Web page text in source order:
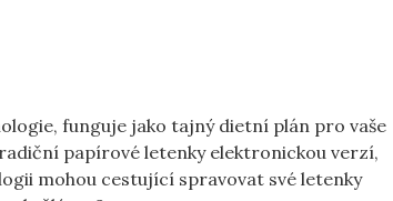
funguje jako tajný dietní plán pro vaše
papírové letenky elektronickou verzí,
mohou cestující ⁢spravovat své⁣ letenky⁣